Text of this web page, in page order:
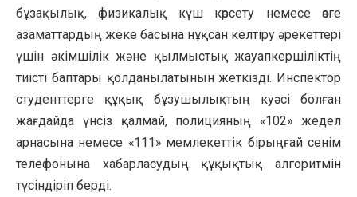
бұзақылық, физикалық күш көрсету немесе өзге
азаматтардың жеке басына нұқсан келтіру әрекеттері
үшін әкімшілік және қылмыстық жауапкершіліктің
тиісті баптары қолданылатынын жеткізді. Инспектор
студенттерге құқық бұзушылықтың куәсі болған
жағдайда үнсіз қалмай, полицияның «102» жедел
арнасына немесе «111» мемлекеттік бірыңғай сенім
телефонына хабарласудың құқықтық алгоритмін
түсіндіріп берді.